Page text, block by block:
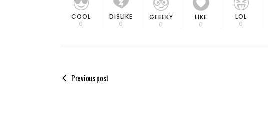
COOL
0
DISLIKE
0
GEEEKY
0
LIKE
0
LOL
0
Previous post